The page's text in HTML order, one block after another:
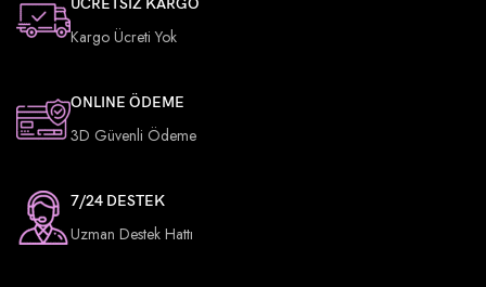
ÜCRETSİZ KARGO
Kargo Ücreti Yok
ONLINE ÖDEME
3D Güvenli Ödeme
7/24 DESTEK
Uzman Destek Hattı